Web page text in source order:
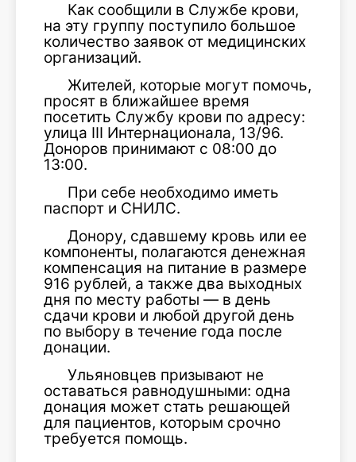
Как сообщили в Службе крови,
на эту группу поступило большое
количество заявок от медицинских
организаций.
Жителей, которые могут помочь,
просят в ближайшее время
посетить Службу крови по адресу:
улица III Интернационала, 13/96.
Доноров принимают с 08:00 до
13:00.
При себе необходимо иметь
паспорт и СНИЛС.
Донору, сдавшему кровь или ее
компоненты, полагаются денежная
компенсация на питание в размере
916 рублей, а также два выходных
дня по месту работы — в день
сдачи крови и любой другой день
по выбору в течение года после
донации.
Ульяновцев призывают не
оставаться равнодушными: одна
донация может стать решающей
для пациентов, которым срочно
требуется помощь.